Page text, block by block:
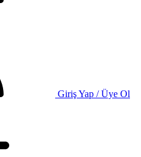
Giriş Yap / Üye Ol